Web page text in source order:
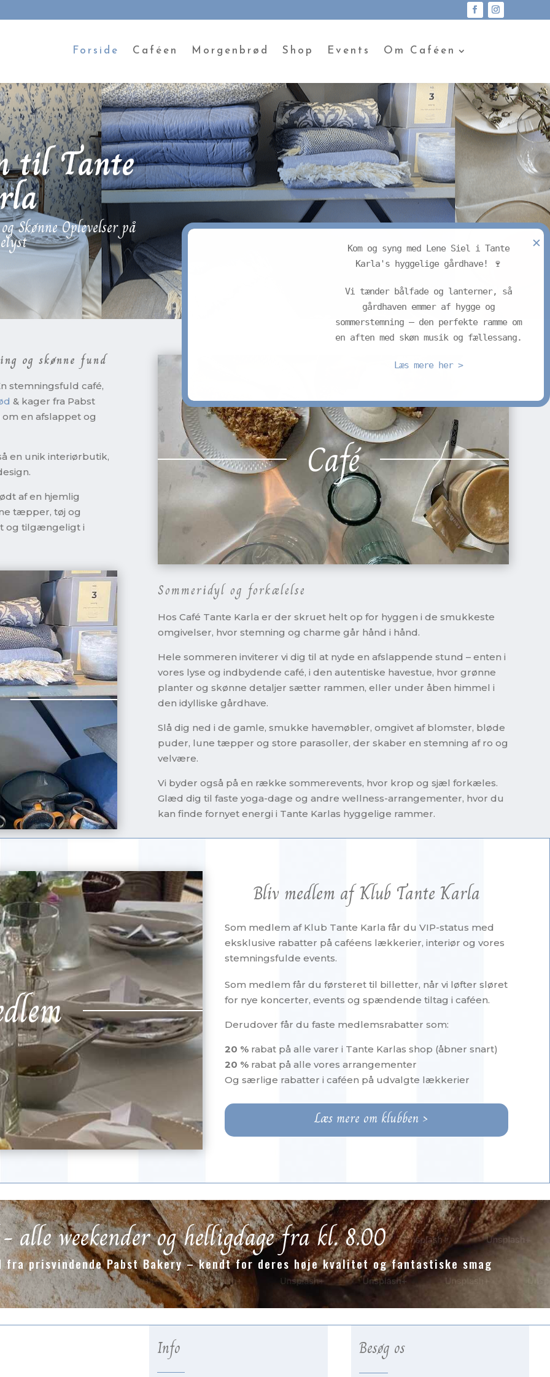
Forside Caféen Morgenbrød Shop Events Om Caféen
til Tante
Skønne Oplevelser på
og skønne fund
stemningsfuld café,
& kager fra Pabst
en afslappet og
en unik interiørbutik,
af en hjemlig
tæpper, tøj og
og tilgængeligt i
Café
Sommeridyl og forkælelse
Hos Café Tante Karla er der skruet helt op for hyggen i de smukkeste
omgivelser, hvor stemning og charme går hånd i hånd.
Hele sommeren inviterer vi dig til at nyde en afslappende stund – enten i
vores lyse og indbydende café, i den autentiske havestue, hvor grønne
planter og skønne detaljer sætter rammen, eller under åben himmel i
den idylliske gårdhave.
Slå dig ned i de gamle, smukke havemøbler, omgivet af blomster, bløde
puder, lune tæpper og store parasoller, der skaber en stemning af ro og
velvære.
Vi byder også på en række sommerevents, hvor krop og sjæl forkæles.
Glæd dig til faste yoga-dage og andre wellness-arrangementer, hvor du
kan finde fornyet energi i Tante Karlas hyggelige rammer.
Bliv medlem af Klub Tante Karla
Som medlem af Klub Tante Karla får du VIP-status med
eksklusive rabatter på caféens lækkerier, interiør og vores
stemningsfulde events.
Som medlem får du førsteret til billetter, når vi løfter sløret
for nye koncerter, events og spændende tiltag i caféen.
Derudover får du faste medlemsrabatter som:
20 % rabat på alle varer i Tante Karlas shop (åbner snart)
20 % rabat på alle vores arrangementer
Og særlige rabatter i caféen på udvalgte lækkerier
Læs mere om klubben >
alle weekender og helligdage fra kl. 8.00
fra prisvindende Pabst Bakery – kendt for deres høje kvalitet og fantastiske smag
Info Besøg os
✕
Kom og syng med Lene Siel i Tante
Karla's hyggelige gårdhave! 🍷
Vi tænder bålfade og lanterner, så
gårdhaven emmer af hygge og
sommerstemning – den perfekte ramme om
en aften med skøn musik og fællessang.
Læs mere her >